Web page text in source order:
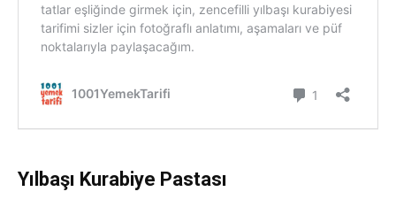
Yılbaşı Kurabiye Pastası